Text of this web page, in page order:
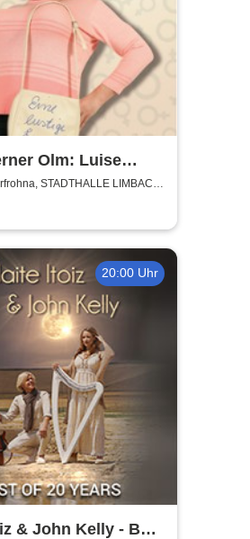
Olm: Luise
- Ein Pullover voll
STADTHALLE LIMBACH-
20:00 Uhr
& John Kelly - Best